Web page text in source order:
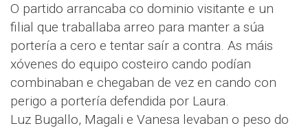
O partido arrancaba co dominio visitante e un
filial que traballaba arreo para manter a súa
portería a cero e tentar saír a contra. As máis
xóvenes do equipo costeiro cando podían
combinaban e chegaban de vez en cando con
perigo a portería defendida por Laura.
Luz Bugallo, Magali e Vanesa levaban o peso do